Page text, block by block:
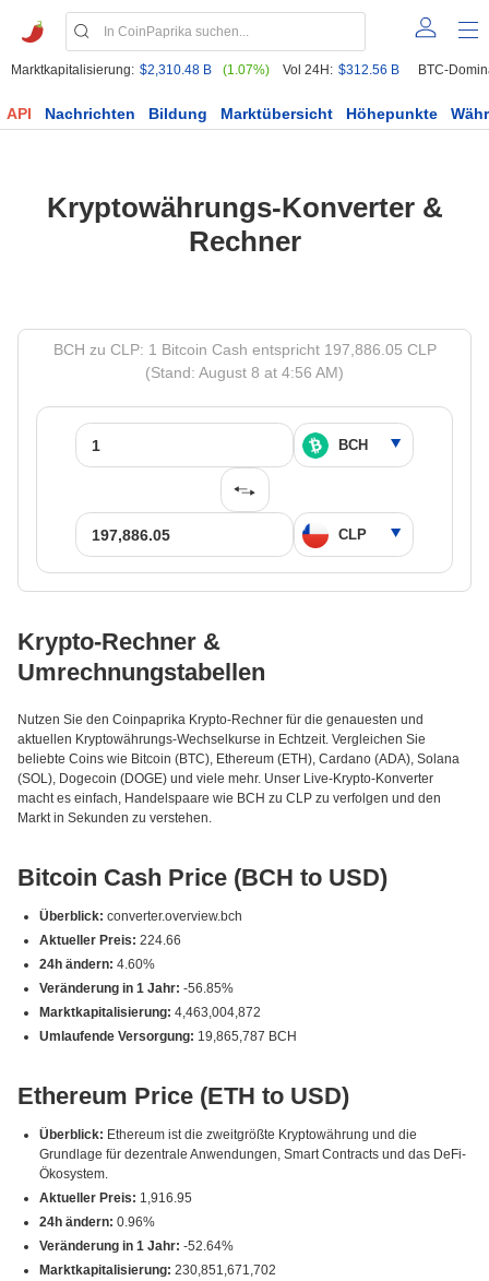
Marktkapitalisierung: $2,310.48 B (1.07%) Vol 24H: $312.56 B BTC-
API Nachrichten Bildung Marktübersicht Höhepunkte
Kryptowährungs-Konverter &
Rechner
BCH zu CLP: 1 Bitcoin Cash entspricht 197,886.05 CLP
(Stand: August 8 at 4:56 AM)
Krypto-Rechner &
Umrechnungstabellen
Nutzen Sie den Coinpaprika Krypto-Rechner für die genauesten und
aktuellen Kryptowährungs-Wechselkurse in Echtzeit. Vergleichen Sie
beliebte Coins wie Bitcoin (BTC), Ethereum (ETH), Cardano (ADA), Solana
(SOL), Dogecoin (DOGE) und viele mehr. Unser Live-Krypto-Konverter
macht es einfach, Handelspaare wie BCH zu CLP zu verfolgen und den
Markt in Sekunden zu verstehen.
Bitcoin Cash Price (BCH to USD)
Überblick: converter.overview.bch
Aktueller Preis: 224.66
24h ändern: 4.60%
Veränderung in 1 Jahr: -56.85%
Marktkapitalisierung: 4,463,004,872
Umlaufende Versorgung: 19,865,787 BCH
Ethereum Price (ETH to USD)
Überblick: Ethereum ist die zweitgrößte Kryptowährung und die
Grundlage für dezentrale Anwendungen, Smart Contracts und das DeFi-
Ökosystem.
Aktueller Preis: 1,916.95
24h ändern: 0.96%
Veränderung in 1 Jahr: -52.64%
Marktkapitalisierung: 230,851,671,702